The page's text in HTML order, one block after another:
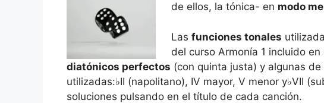
de ellos, la tónica- en modo
Las funciones tonales
del curso Armonía 1 incluido
diatónicos perfectos (con quinta justa) y algunas
utilizadas:♭II (napolitano), IV mayor, V menor y♭VII
soluciones pulsando en el título de cada canción.